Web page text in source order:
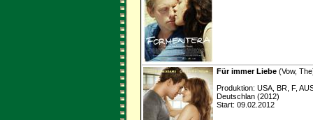
Für immer Liebe (Vow,
Produktion: USA, BR, F,
Deutschlan (2012)
Start: 09.02.2012